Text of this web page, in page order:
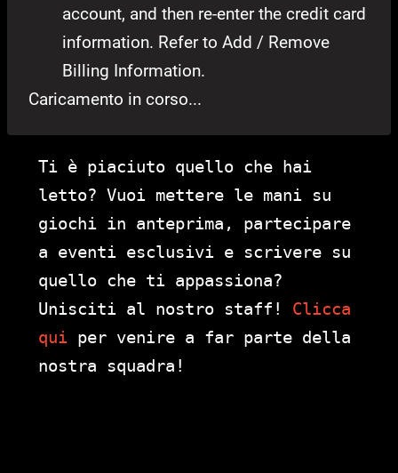
account, and then re-enter the credit card
information. Refer to Add / Remove
Billing Information.
Caricamento in corso...
Ti è piaciuto quello che hai
letto? Vuoi mettere le mani su
giochi in anteprima, partecipare
a eventi esclusivi e scrivere su
quello che ti appassiona?
Unisciti al nostro staff! Clicca
qui per venire a far parte della
nostra squadra!